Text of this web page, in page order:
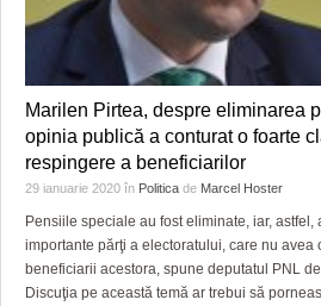
Marilen Pirtea, despre eliminarea
opinia publică a conturat o foarte
respingere a beneficiarilor
29 ianuarie 2020 în Politica de Marcel Hoster
Pensiile speciale au fost eliminate, iar,
importante părţi a electoratului, care nu avea
beneficiarii acestora, spune deputatul PNL
Discuţia pe această temă ar trebui să